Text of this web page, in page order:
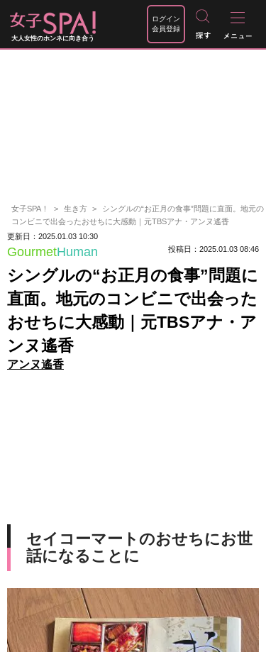
大人女性のホンネに向き合う
ログイン
会員登録
女子SPA！ 生き方
シングルの“お正月の食事”問題に直面。地元の
コンビニで出会ったおせちに大感動｜元TBSアナ・アンヌ遙香
更新日：2025.01.03 10:30
GourmetHuman 投稿日：2025.01.03 08:46
シングルの“お正月の食事”問題に
直面。地元のコンビニで出会った
おせちに大感動｜元TBSアナ・ア
ンヌ遙香
アンヌ遙香
セイコーマートのおせちにお世
話になることに